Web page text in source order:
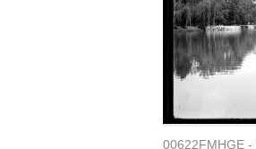
00622FMHGE -